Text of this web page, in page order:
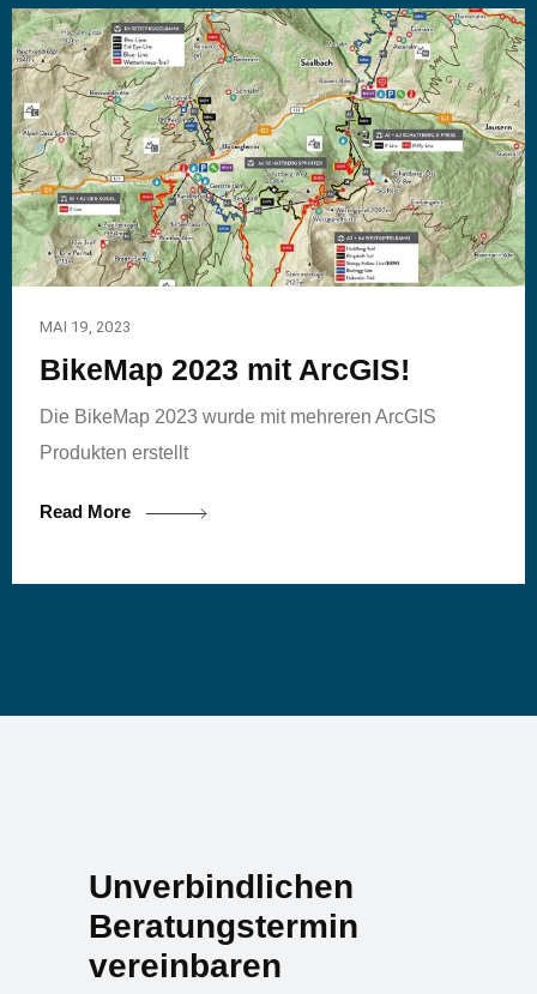
MAI 19, 2023
BikeMap 2023 mit ArcGIS!
Die BikeMap 2023 wurde mit mehreren ArcGIS
Produkten erstellt
Read More
Unverbindlichen
Beratungstermin
vereinbaren